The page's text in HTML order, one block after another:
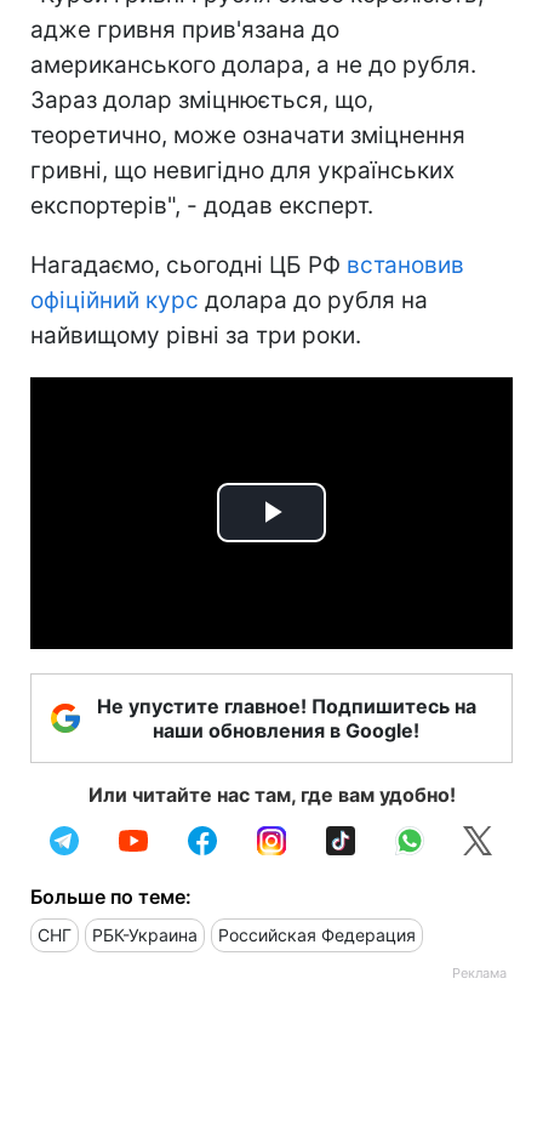
адже гривня прив'язана до
американського долара, а не до рубля.
Зараз долар зміцнюється, що,
теоретично, може означати зміцнення
гривні, що невигідно для українських
експортерів", - додав експерт.
Нагадаємо, сьогодні ЦБ РФ встановив
офіційний курс долара до рубля на
найвищому рівні за три роки.
Play
Не упустите главное! Подпишитесь на
наши обновления в Google!
Или читайте нас там, где вам удобно!
Больше по теме:
СНГ РБК-Украина Российская Федерация